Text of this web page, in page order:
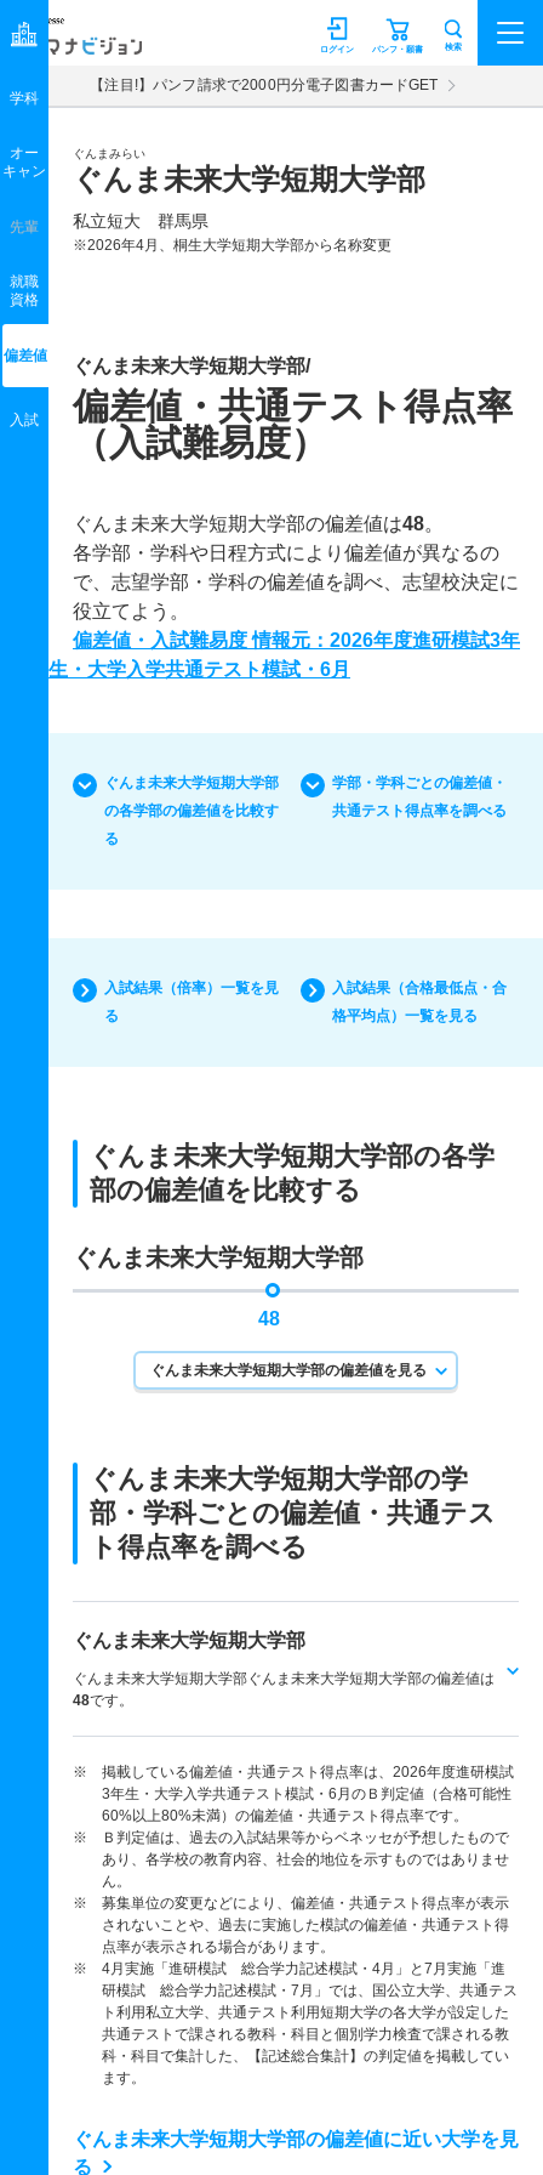
マナビジョン パンフ・願書
ログイン 検索
【注目!】パンフ請求で2000円分電子図書カードGET
ぐんまみらい
ぐんま未来大学短期大学部
私立短大 群馬県
※2026年4月、桐生大学短期大学部から名称変更
学科
オー
キャン
先輩
就職
資格
偏差値
入試
ぐんま未来大学短期大学部/
偏差値・共通テスト得点率
（入試難易度）
ぐんま未来大学短期大学部の偏差値は48。
各学部・学科や日程方式により偏差値が異なるの
で、志望学部・学科の偏差値を調べ、志望校決定に
役立てよう。
偏差値・入試難易度 情報元：2026年度進研模試3年
生・大学入学共通テスト模試・6月
ぐんま未来大学短期大学部
の各学部の偏差値を比較す
る
学部・学科ごとの偏差値・
共通テスト得点率を調べる
入試結果（倍率）一覧を見
る
入試結果（合格最低点・合
格平均点）一覧を見る
ぐんま未来大学短期大学部の各学
部の偏差値を比較する
ぐんま未来大学短期大学部
48
ぐんま未来大学短期大学部の偏差値を見る
ぐんま未来大学短期大学部の学
部・学科ごとの偏差値・共通テス
ト得点率を調べる
ぐんま未来大学短期大学部
ぐんま未来大学短期大学部ぐんま未来大学短期大学部の偏差値は
48です。
※ 掲載している偏差値・共通テスト得点率は、2026年度進研模試
3年生・大学入学共通テスト模試・6月のＢ判定値（合格可能性
60%以上80%未満）の偏差値・共通テスト得点率です。
※ Ｂ判定値は、過去の入試結果等からベネッセが予想したもので
あり、各学校の教育内容、社会的地位を示すものではありませ
ん。
※ 募集単位の変更などにより、偏差値・共通テスト得点率が表示
されないことや、過去に実施した模試の偏差値・共通テスト得
点率が表示される場合があります。
※ 4月実施「進研模試 総合学力記述模試・4月」と7月実施「進
研模試 総合学力記述模試・7月」では、国公立大学、共通テス
ト利用私立大学、共通テスト利用短期大学の各大学が設定した
共通テストで課される教科・科目と個別学力検査で課される教
科・科目で集計した、【記述総合集計】の判定値を掲載してい
ます。
ぐんま未来大学短期大学部の偏差値に近い大学を見
る